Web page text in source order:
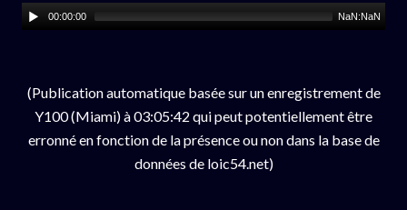
00:00:00 NaN:NaN
(Publication automatique basée sur un enregistrement de
Y100 (Miami) à 03:05:42 qui peut potentiellement être
erronné en fonction de la présence ou non dans la base de
données de loic54.net)